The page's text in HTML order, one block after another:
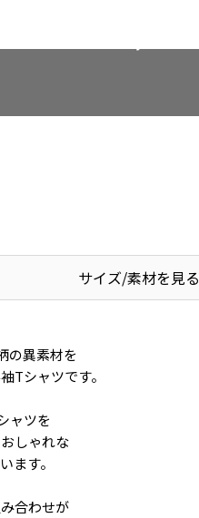
サイズ/素材を見る
の異素材を
Tシャツです。
ャツを
しゃれな
ます。
合わせが